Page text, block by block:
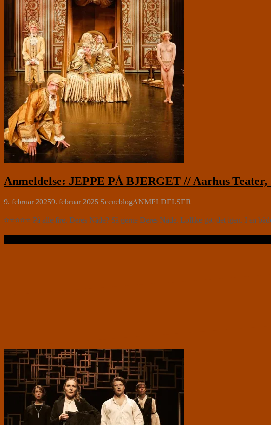
Anmeldelse: JEPPE PÅ BJERGET // Aarhus Teater,
9. februar 20259. februar 2025 SceneblogANMELDELSER
⭐⭐⭐⭐⭐ På alle fire, Deres Nåde? Så gerne Deres Nåde. Lollike gør det igen. I